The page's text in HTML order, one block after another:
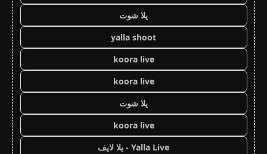
يلا شوت
yalla shoot
koora live
koora live
يلا شوت
koora live
Yalla Live - يلا لايف